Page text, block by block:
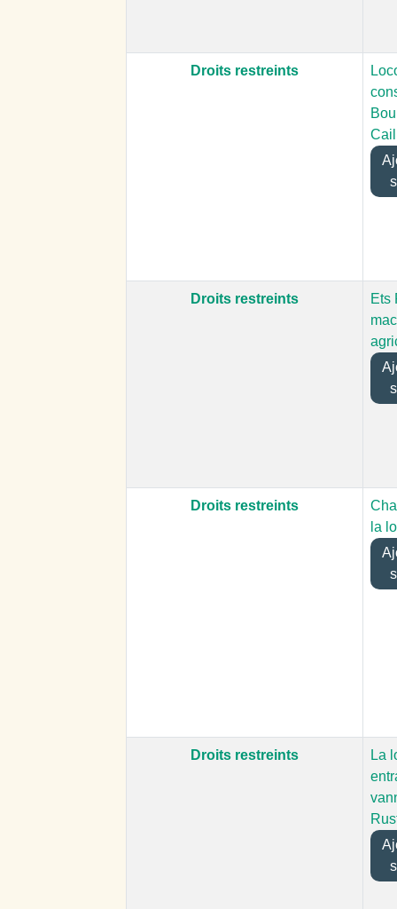
Droits restreints
Droits restreints
Ets
Droits restreints
la
Droits restreints
La